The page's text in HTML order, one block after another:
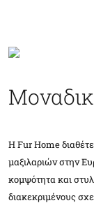
Η Fur Home
μαξιλαριών στην
κομψότητα και
διακεκριμένους